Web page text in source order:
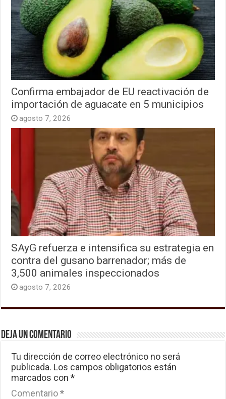
Confirma embajador de EU reactivación de
importación de aguacate en 5 municipios
agosto 7, 2026
SAyG refuerza e intensifica su estrategia en
contra del gusano barrenador; más de
3,500 animales inspeccionados
agosto 7, 2026
Deja un comentario
Tu dirección de correo electrónico no será
publicada. Los campos obligatorios están
marcados con*
Comentario*